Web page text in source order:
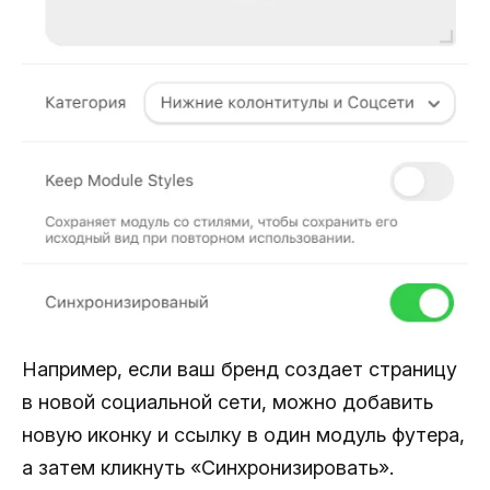
Например, если ваш бренд создает страницу
в новой социальной сети, можно добавить
новую иконку и ссылку в один модуль футера,
а затем кликнуть «Синхронизировать».